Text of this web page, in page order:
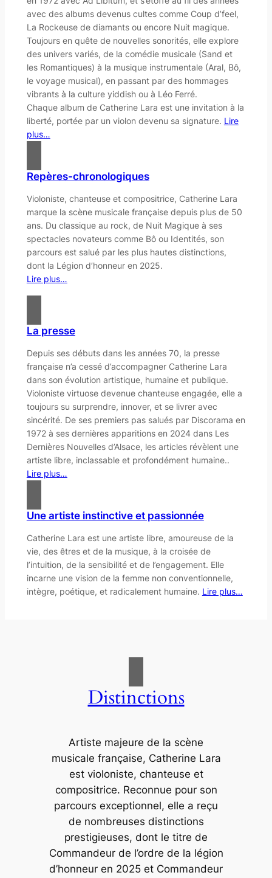
avec des albums devenus cultes comme Coup d’feel,
La Rockeuse de diamants ou encore Nuit magique.
Toujours en quête de nouvelles sonorités, elle explore
des univers variés, de la comédie musicale (Sand et
les Romantiques) à la musique instrumentale (Aral, Bô,
le voyage musical), en passant par des hommages
vibrants à la culture yiddish ou à Léo Ferré.
Chaque album de Catherine Lara est une invitation à la
liberté, portée par un violon devenu sa signature. Lire
plus…
Repères-chronologiques
Violoniste, chanteuse et compositrice, Catherine Lara
marque la scène musicale française depuis plus de 50
ans. Du classique au rock, de Nuit Magiqueà ses
spectacles novateurs comme Bôou Identités, son
parcours est salué par les plus hautes distinctions,
dont la Légion d’honneur en 2025.
Lire plus…
La presse
Depuis ses débuts dans les années 70, la presse
française n’a cessé d’accompagner Catherine Lara
dans son évolution artistique, humaine et publique.
Violoniste virtuose devenue chanteuse engagée, elle a
toujours su surprendre, innover, et se livrer avec
sincérité. De ses premiers pas salués par Discorama en
1972 à ses dernières apparitions en 2024 dans Les
Dernières Nouvelles d’Alsace, les articles révèlent une
artiste libre, inclassable et profondément humaine..
Lire plus…
Une artiste instinctive et passionnée
Catherine Lara est une artiste libre, amoureuse de la
vie, des êtres et de la musique, à la croisée de
l’intuition, de la sensibilité et de l’engagement. Elle
incarne une vision de la femme non conventionnelle,
intègre, poétique, et radicalement humaine. Lire plus…
Distinctions
Artiste majeure de la scène
musicale française, Catherine Lara
est violoniste, chanteuse et
compositrice. Recon­nue pour son
parcours exceptionnel, elle a reçu
de nombreuses distinctions
prestigieuses, dont le titre de
Commandeur de l’ordre de la légion
d’honneur en 2025 et Commandeur